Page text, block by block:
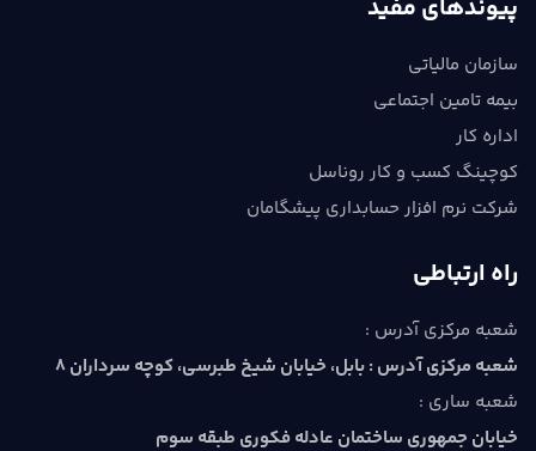
پیوندهای مفید
سازمان مالیاتی
بیمه تامین اجتماعی
اداره کار
کوچینگ کسب و کار روناسل
شرکت نرم افزار حسابداری پیشگامان
راه ارتباطی
شعبه مرکزی آدرس :
شعبه مرکزی آدرس : بابل، خيابان شيخ طبرسي، كوچه سرداران 8
شعبه ساری :
خیابان جمهوری ساختمان عادله فکوری طبقه سوم